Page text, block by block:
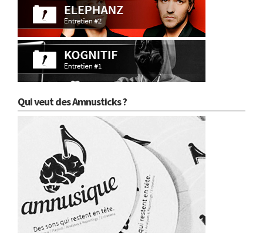
Qui veut des Amnusticks ?